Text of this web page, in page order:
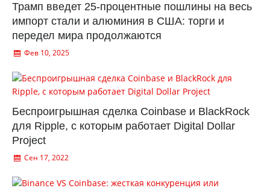
Трамп введет 25-процентные пошлины на весь
импорт стали и алюминия в США: торги и
передел мира продолжаются
Фев 10, 2025
Беспроигрышная сделка Coinbase и BlackRock
для Ripple, с которым работает Digital Dollar
Project
Сен 17, 2022